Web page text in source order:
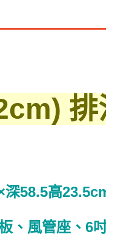
排
58.5高23.5cm
、風管座、6吋